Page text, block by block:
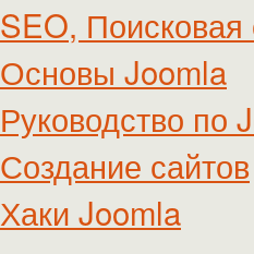
SEO,
Основы Joomla
Руководство по
Создание сайтов
Хаки Joomla